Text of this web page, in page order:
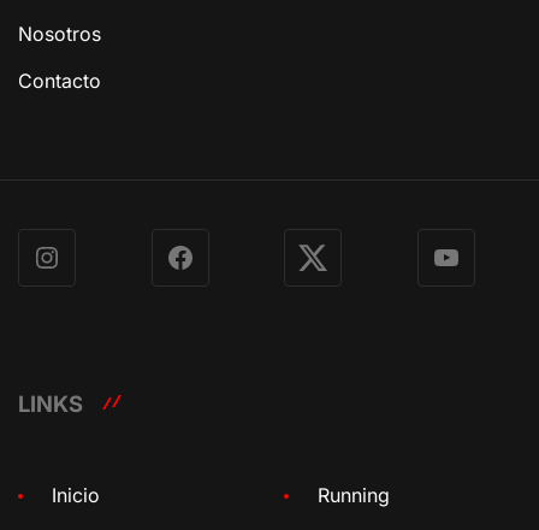
Nosotros
Contacto
Instagram Facebook X YouTube
LINKS
Inicio Running